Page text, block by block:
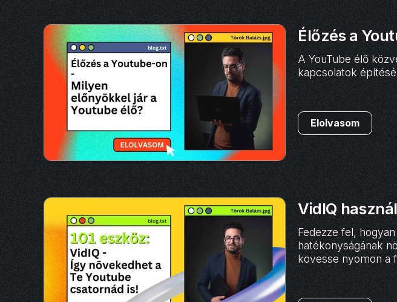
Élőzés a
A YouTube élő
kapcsolatok
Elolvasom
VidIQ
Fedezze fel,
hatékonyságának
kövesse nyomon a